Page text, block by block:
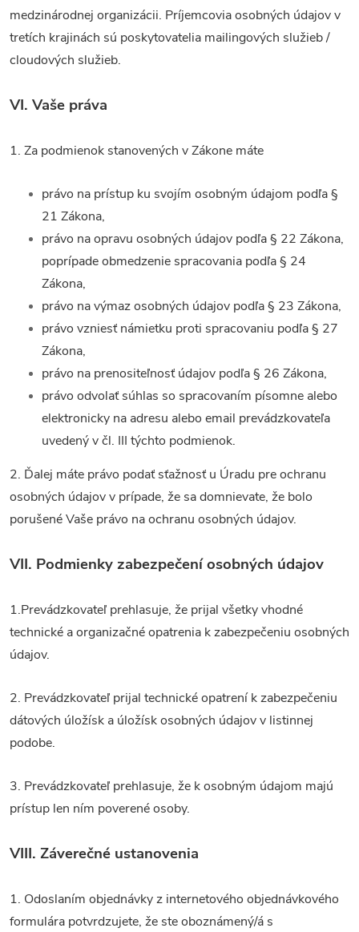
medzinárodnej organizácii. Príjemcovia osobných údajov v
tretích krajinách sú poskytovatelia mailingových služieb /
cloudových služieb.
VI. Vaše práva
1. Za podmienok stanovených v Zákone máte
právo na prístup ku svojím osobným údajom podľa §
21 Zákona,
právo na opravu osobných údajov podľa § 22 Zákona,
poprípade obmedzenie spracovania podľa § 24
Zákona,
právo na výmaz osobných údajov podľa § 23 Zákona,
právo vzniesť námietku proti spracovaniu podľa § 27
Zákona,
právo na prenositeľnosť údajov podľa § 26 Zákona,
právo odvolať súhlas so spracovaním písomne alebo
elektronicky na adresu alebo email prevádzkovateľa
uvedený v čl. III týchto podmienok.
2. Ďalej máte právo podať sťažnosť u Úradu pre ochranu
osobných údajov v prípade, že sa domnievate, že bolo
porušené Vaše právo na ochranu osobných údajov.
VII. Podmienky zabezpečení osobných údajov
1.Prevádzkovateľ prehlasuje, že prijal všetky vhodné
technické a organizačné opatrenia k zabezpečeniu osobných
údajov.
2. Prevádzkovateľ prijal technické opatrení k zabezpečeniu
dátových úložísk a úložísk osobných údajov v listinnej
podobe.
3. Prevádzkovateľ prehlasuje, že k osobným údajom majú
prístup len ním poverené osoby.
VIII. Záverečné ustanovenia
1. Odoslaním objednávky z internetového objednávkového
formulára potvrdzujete, že ste oboznámený/á s